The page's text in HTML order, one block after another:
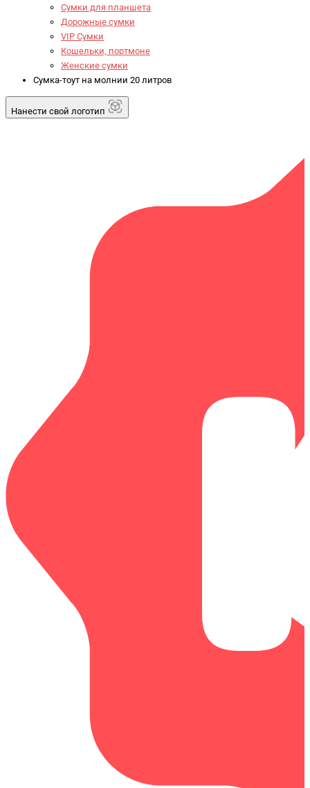
Сумки для планшета
Дорожные сумки
VIP Сумки
Кошельки, портмоне
Женские сумки
Сумка-тоут на молнии 20 литров
Нанести свой логотип